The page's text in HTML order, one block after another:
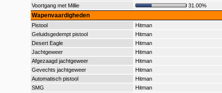
Voortgang met Millie
31.00%
Wapenvaardigheden
Pistool
Hitman
Geluidsgedempt pistool
Hitman
Desert Eagle
Hitman
Jachtgeweer
Hitman
Afgezaagd jachtgeweer
Hitman
Gevechts jachtgeweer
Hitman
Automatisch pistool
Hitman
SMG
Hitman